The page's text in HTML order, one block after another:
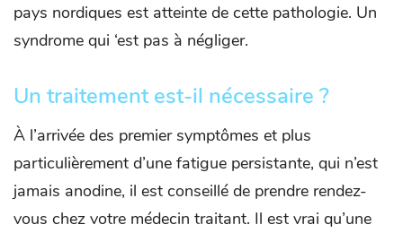
pays nordiques est atteinte de cette pathologie. Un
syndrome qui ‘est pas à négliger.
Un traitement est-il nécessaire ?
À l’arrivée des premier symptômes et plus
particulièrement d’une fatigue persistante, qui n’est
jamais anodine, il est conseillé de prendre rendez-
vous chez votre médecin traitant. Il est vrai qu’une